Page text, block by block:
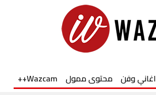
اغاني وفن محتوى ممول Wazcam++